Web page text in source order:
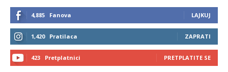
4,885 Fanova LAJKUJ
1,420 Pratilaca ZAPRATI
423 Pretplatnici PRETPLATITE SE